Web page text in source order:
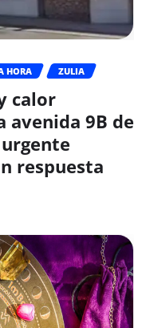
HORA ZULIA
calor
avenida 9B de
respuesta